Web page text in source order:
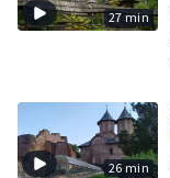
27 min
26 min